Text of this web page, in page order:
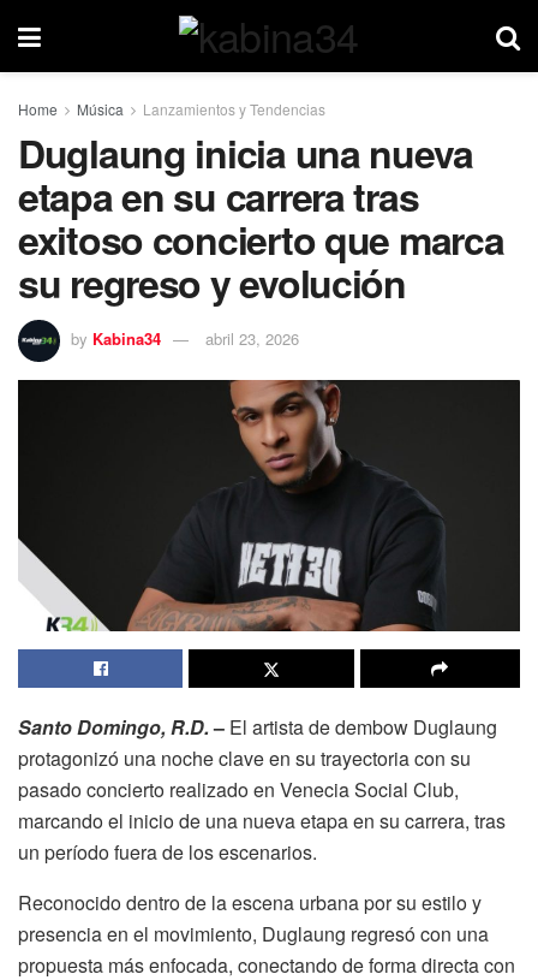
Home Música Lanzamientos y Tendencias
Duglaung inicia una nueva
etapa en su carrera tras
exitoso concierto que marca
su regreso y evolución
by Kabina34 abril 23, 2026
Santo Domingo, R.D.– El artista de dembow Duglaung
protagonizó una noche clave en su trayectoria con su
pasado concierto realizado en Venecia Social Club,
marcando el inicio de una nueva etapa en su carrera, tras
un período fuera de los escenarios.
Reconocido dentro de la escena urbana por su estilo y
presencia en el movimiento, Duglaung regresó con una
propuesta más enfocada, conectando de forma directa con